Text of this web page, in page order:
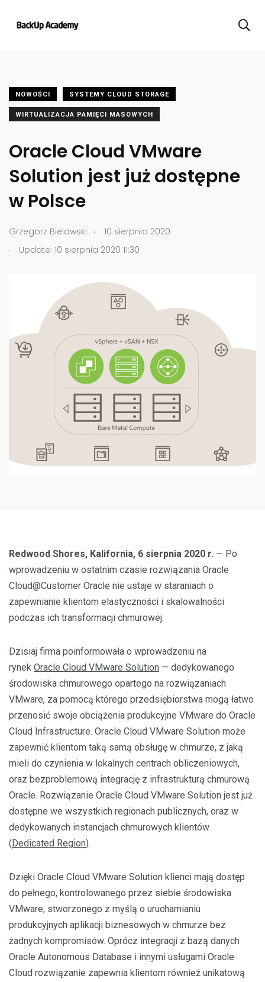
NOWOŚCI SYSTEMY CLOUD STORAGE
WIRTUALIZACJA PAMIĘCI MASOWYCH
Oracle Cloud VMware
Solution jest już dostępne
w Polsce
Grzegorz Bielawski .
10 sierpnia 2020
.
Update: 10 sierpnia 2020 11:30
Redwood Shores, Kalifornia, 6 sierpnia 2020 r. — Po
wprowadzeniu w ostatnim czasie rozwiązania Oracle
Cloud@Customer Oracle nie ustaje w staraniach o
zapewnianie klientom elastyczności i skalowalności
podczas ich transformacji chmurowej.
Dzisiaj firma poinformowała o wprowadzeniu na
rynek Oracle Cloud VMware Solution — dedykowanego
środowiska chmurowego opartego na rozwiązaniach
VMware, za pomocą którego przedsiębiorstwa mogą łatwo
przenosić swoje obciążenia produkcyjne VMware do Oracle
Cloud Infrastructure. Oracle Cloud VMware Solution może
zapewnić klientom taką samą obsługę w chmurze, z jaką
mieli do czynienia w lokalnych centrach obliczeniowych,
oraz bezproblemową integrację z infrastrukturą chmurową
Oracle. Rozwiązanie Oracle Cloud VMware Solution jest już
dostępne we wszystkich regionach publicznych, oraz w
dedykowanych instancjach chmurowych klientów
(Dedicated Region).
Dzięki Oracle Cloud VMware Solution klienci mają dostęp
do pełnego, kontrolowanego przez siebie środowiska
VMware, stworzonego z myślą o uruchamianiu
produkcyjnych aplikacji biznesowych w chmurze bez
żadnych kompromisów. Oprócz integracji z bazą danych
Oracle Autonomous Database i innymi usługami Oracle
Cloud rozwiązanie zapewnia klientom również unikatową